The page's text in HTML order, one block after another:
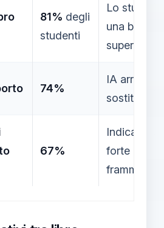
81% degli
studenti
Lo studio
una base
superiore
74%
IA
sostituire il
67%
Indica la
forte per